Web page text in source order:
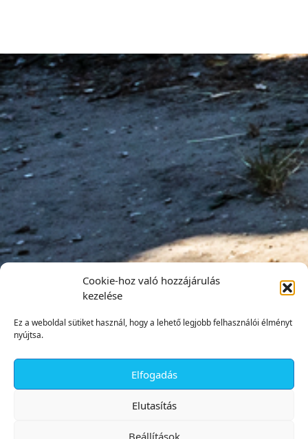
Cookie-hoz való hozzájárulás
kezelése
Ez a weboldal sütiket használ, hogy a lehető legjobb felhasználói élményt
nyújtsa.
Elfogadás
Elutasítás
Beállítások
✕